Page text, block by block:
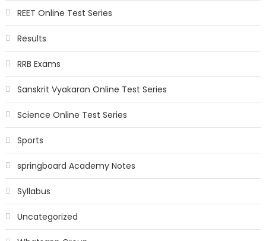
REET Online Test Series
Results
RRB Exams
Sanskrit Vyakaran Online Test Series
Science Online Test Series
Sports
springboard Academy Notes
Syllabus
Uncategorized